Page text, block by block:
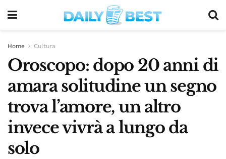
Home Cultura
Oroscopo: dopo 20 anni di
amara solitudine un segno
trova l’amore, un altro
invece vivrà a lungo da
solo